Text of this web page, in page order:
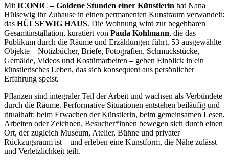
Mit ICONIC – Goldene Stunden einer Künstlerin hat Nana
Hülsewig ihr Zuhause in einen permanenten Kunstraum verwandelt:
das HÜLSEWIG HAUS. Die Wohnung wird zur begehbaren
Gesamtinstallation, kuratiert von Paula Kohlmann, die das
Publikum durch die Räume und Erzählungen führt. 53 ausgewählte
Objekte – Notizbücher, Briefe, Fotografien, Schmuckstücke,
Gemälde, Videos und Kostümarbeiten – geben Einblick in ein
künstlerisches Leben, das sich konsequent aus persönlicher
Erfahrung speist.
Pflanzen sind integraler Teil der Arbeit und wachsen als Verbündete
durch die Räume. Performative Situationen entstehen beiläufig und
ritualhaft: beim Erwachen der Künstlerin, beim gemeinsamen Lesen,
Arbeiten oder Zeichnen. Besucher*innen bewegen sich durch einen
Ort, der zugleich Museum, Atelier, Bühne und privater
Rückzugsraum ist – und erleben eine Kunstform, die Nähe zulässt
und Verletzlichkeit teilt.